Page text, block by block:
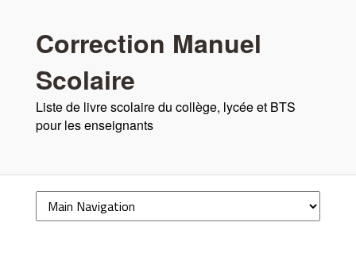
Correction Manuel
Scolaire
Liste de livre scolaire du collège, lycée et BTS
pour les enseignants